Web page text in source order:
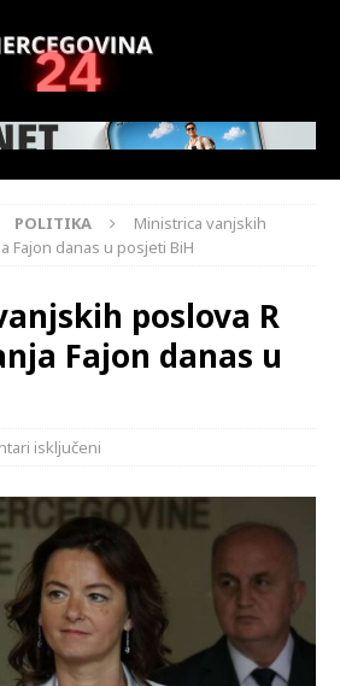
Fajon danas u posjeti BiH
poslova R
Fajon danas u
isključeni